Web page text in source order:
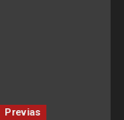
Previas